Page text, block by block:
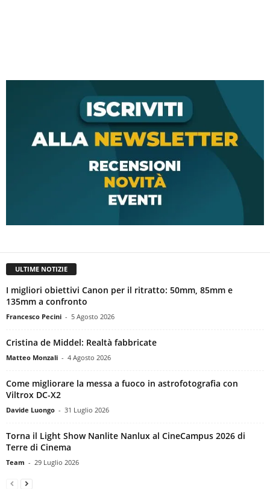
ULTIME NOTIZIE
I migliori obiettivi Canon per il ritratto: 50mm, 85mm e
135mm a confronto
Francesco Pecini - 5 Agosto 2026
Cristina de Middel: Realtà fabbricate
Matteo Monzali - 4 Agosto 2026
Come migliorare la messa a fuoco in astrofotografia con
Viltrox DC-X2
Davide Luongo - 31 Luglio 2026
Torna il Light Show Nanlite Nanlux al CineCampus 2026 di
Terre di Cinema
Team - 29 Luglio 2026